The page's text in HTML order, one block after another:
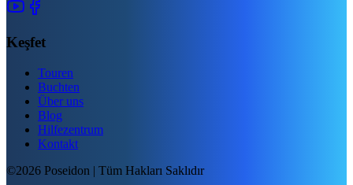
Keşfet
Touren
Buchten
Über uns
Blog
Hilfezentrum
Kontakt
©2026 Poseidon | Tüm Hakları Saklıdır